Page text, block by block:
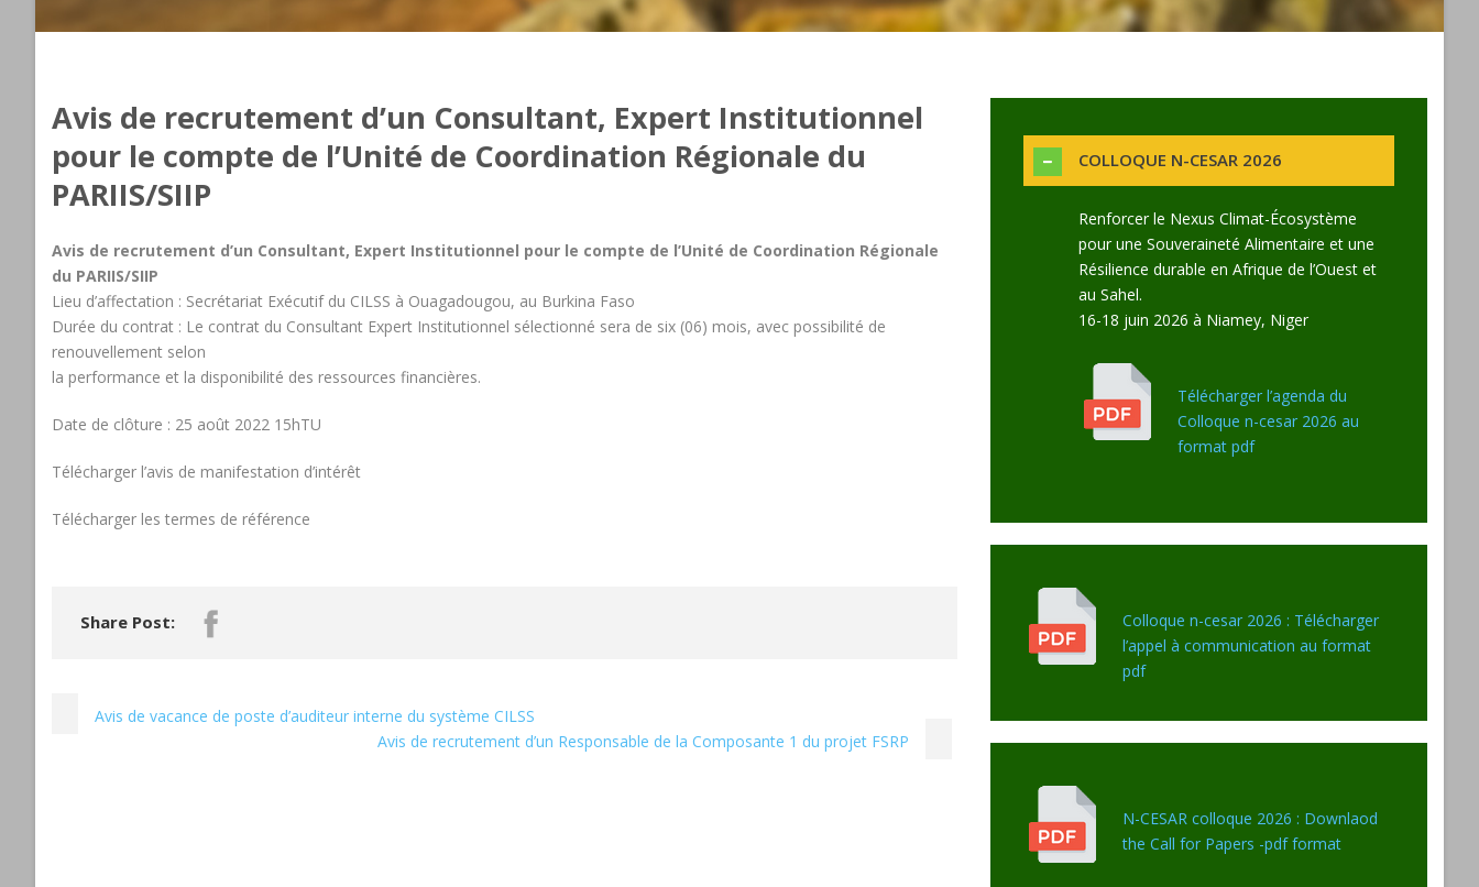
Avis de recrutement d’un Consultant, Expert Institutionnel
pour le compte de l’Unité de Coordination Régionale du
PARIIS/SIIP
Avis de recrutement d’un Consultant, Expert Institutionnel pour le compte de l’Unité de Coordination Régionale
du PARIIS/SIIP
Lieu d’affectation : Secrétariat Exécutif du CILSS à Ouagadougou, au Burkina Faso
Durée du contrat : Le contrat du Consultant Expert Institutionnel sélectionné sera de six (06) mois, avec possibilité de
renouvellement selon
la performance et la disponibilité des ressources financières.
Date de clôture : 25 août 2022 15hTU
Télécharger l’avis de manifestation d’intérêt
Télécharger les termes de référence
Share Post:
Avis de vacance de poste d’auditeur interne du système CILSS
Avis de recrutement d’un Responsable de la Composante 1 du projet FSRP
COLLOQUE N-CESAR 2026
Renforcer le Nexus Climat-Écosystème
pour une Souveraineté Alimentaire et une
Résilience durable en Afrique de l’Ouest et
au Sahel.
16-18 juin 2026 à Niamey, Niger
Télécharger l’agenda du
Colloque n-cesar 2026 au
format pdf
Colloque n-cesar 2026 : Télécharger
l’appel à communication au format
pdf
N-CESAR colloque 2026 : Downlaod
the Call for Papers -pdf format